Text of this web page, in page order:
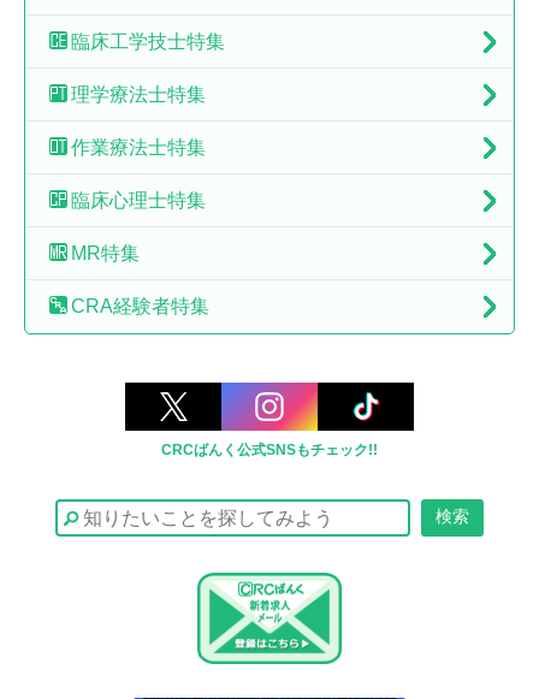
臨床工学技士特集
理学療法士特集
作業療法士特集
臨床心理士特集
MR特集
CRA経験者特集
CRCばんく公式SNSもチェック!!